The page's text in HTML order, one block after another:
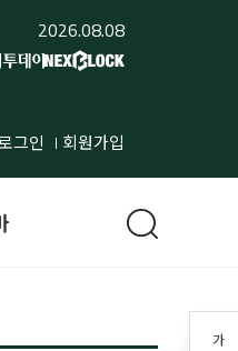
2026.08.08
그인 회원가입
가